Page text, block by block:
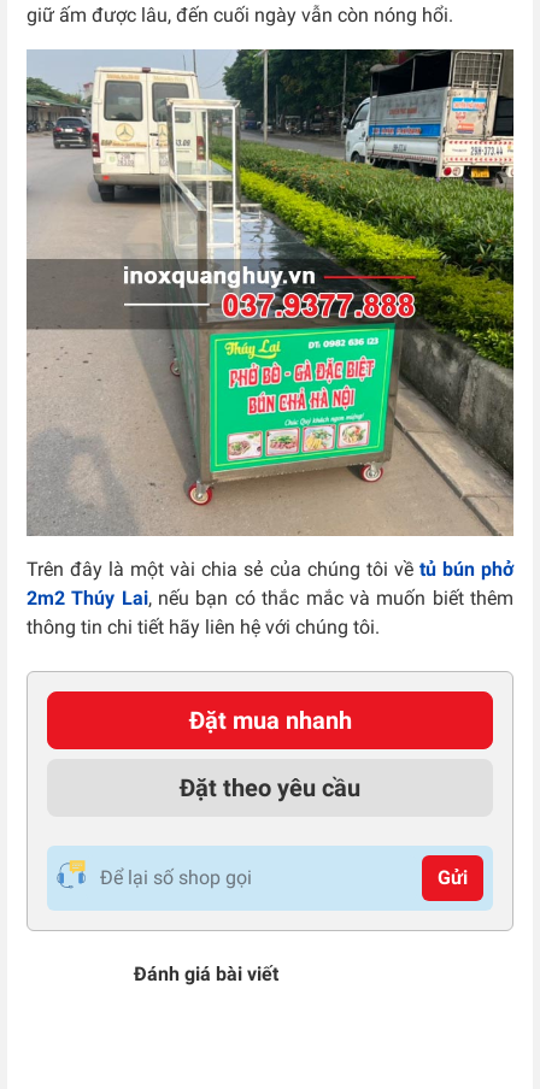
giữ ấm được lâu, đến cuối ngày vẫn còn nóng hổi.
Trên đây là một vài chia sẻ của chúng tôi về tủ bún phở
2m2 Thúy Lai, nếu bạn có thắc mắc và muốn biết thêm
thông tin chi tiết hãy liên hệ với chúng tôi.
Đặt mua nhanh
Đặt theo yêu cầu
Gửi
Đánh giá bài viết